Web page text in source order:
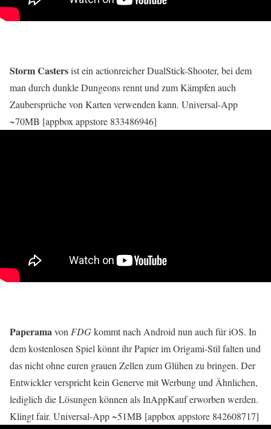
Storm Castersist ein actionreicher DualStick-Shooter, bei dem
man durch dunkle Dungeons rennt und zum Kämpfen auch
Zaubersprüche von Karten verwenden kann. Universal-App
~70MB [appbox appstore 833486946]
PaperamavonFDGkommt nach Android nun auch für iOS. In
dem kostenlosen Spiel könnt ihr Papier im Origami-Stil falten und
das nicht ohne euren grauen Zellen zum Glühen zu bringen. Der
Entwickler verspricht kein Generve mit Werbung und Ähnlichen,
lediglich die Lösungen können als InAppKauf erworben werden.
Klingt fair. Universal-App ~51MB [appbox appstore 842608717]